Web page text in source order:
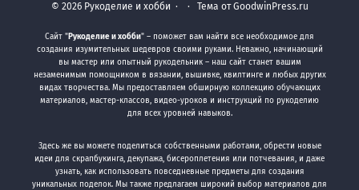
© 2026 Рукоделие и хобби · · Тема от GoodwinPress.ru
Сайт "Рукоделие и хобби" – поможет вам найти все необходимое для
создания изумительных шедевров своими руками. Неважно, начинающий
вы мастер или опытный рукодельник – наш сайт станет вашим
незаменимым помощником в вязании, вышивке, квилтинге и любых других
видах творчества. Мы предоставляем обширную коллекцию обучающих
материалов, мастер-классов, видео-уроков и инструкций по рукоделию
для всех уровней навыков.
Здесь же вы можете поделиться собственными работами, обрести новые
идеи для скрапбукинга, декупажа, бисероплетения или потчевания, и даже
узнать, как использовать повседневные предметы для создания
уникальных поделок. Мы также предлагаем широкий выбор материалов для